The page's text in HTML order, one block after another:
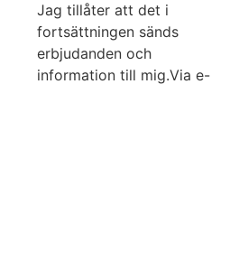
Jag tillåter att det i
fortsättningen sänds
erbjudanden och
information till mig.Via e-